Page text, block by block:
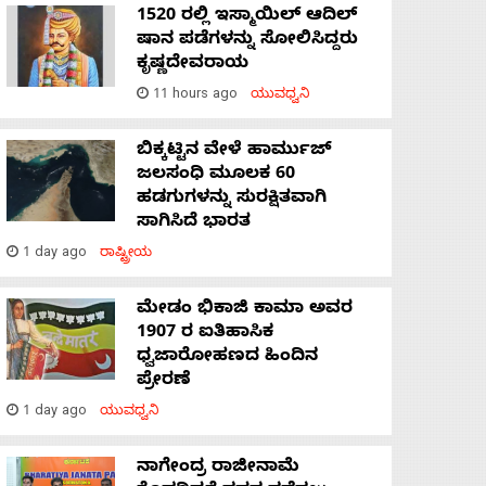
1520 ರಲ್ಲಿ ಇಸ್ಮಾಯಿಲ್ ಆದಿಲ್
ಷಾನ ಪಡೆಗಳನ್ನು ಸೋಲಿಸಿದ್ದರು
ಕೃಷ್ಣದೇವರಾಯ
11 hours ago ಯುವಧ್ವನಿ
ಬಿಕ್ಕಟ್ಟಿನ ವೇಳೆ ಹಾರ್ಮುಜ್
ಜಲಸಂಧಿ ಮೂಲಕ 60
ಹಡಗುಗಳನ್ನು ಸುರಕ್ಷಿತವಾಗಿ
ಸಾಗಿಸಿದೆ ಭಾರತ
1 day ago ರಾಷ್ಟ್ರೀಯ
ಮೇಡಂ ಭಿಕಾಜಿ ಕಾಮಾ ಅವರ
1907 ರ ಐತಿಹಾಸಿಕ
ಧ್ವಜಾರೋಹಣದ ಹಿಂದಿನ
ಪ್ರೇರಣೆ
1 day ago ಯುವಧ್ವನಿ
ನಾಗೇಂದ್ರ ರಾಜೀನಾಮೆ